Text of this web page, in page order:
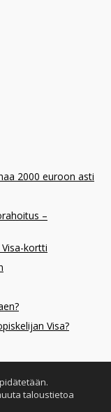
2000 euroon asti
–
kortti
Visa?
taloustietoa